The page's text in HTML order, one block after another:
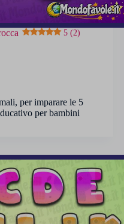
5 (2)
per imparare le 5
per bambini